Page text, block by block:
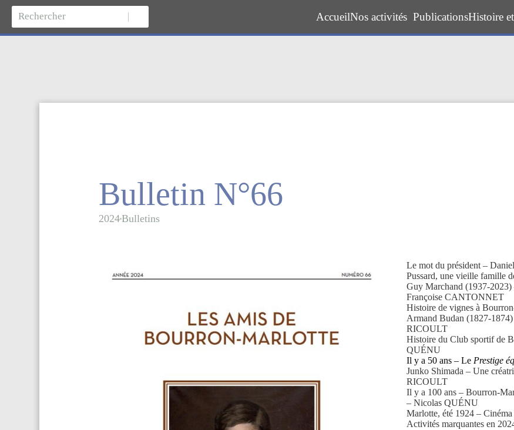
AccueilNos activités PublicationsHistoire
Bulletin N°66
2024Bulletins
Le mot du président –
Pussard, une vieille famille
Guy Marchand (1937-2023)
Françoise CANTONNET
Histoire de vignes à
Armand Budan (1827-
RICOULT
Histoire du Club sportif de
QUÉNU
Il y a 50 ans – Le Prestige
Junko Shimada – Une
RICOULT
Il y a 100 ans – Bourron-
– Nicolas QUÉNU
Marlotte, été 1924 –
Activités marquantes en